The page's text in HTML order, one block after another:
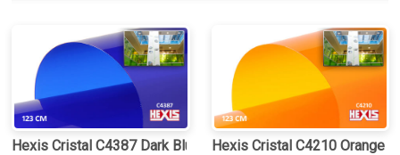
Hexis Cristal C4387 Dark Blue folieHexis Cristal C4210 Orange